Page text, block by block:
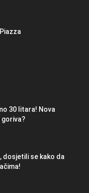
30 litara! Nova
dosjetili se kako da